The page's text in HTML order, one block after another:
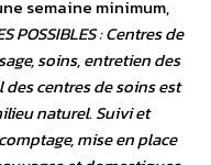
semaine minimum,
POSSIBLES : Centres de
soins, entretien des
centres de soins est
naturel. Suivi et
mise en place